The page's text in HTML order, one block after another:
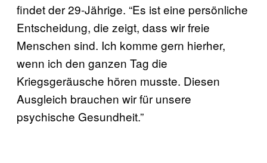
findet der 29-Jährige. “Es ist eine persönliche
Entscheidung, die zeigt, dass wir freie
Menschen sind. Ich komme gern hierher,
wenn ich den ganzen Tag die
Kriegsgeräusche hören musste. Diesen
Ausgleich brauchen wir für unsere
psychische Gesundheit.”